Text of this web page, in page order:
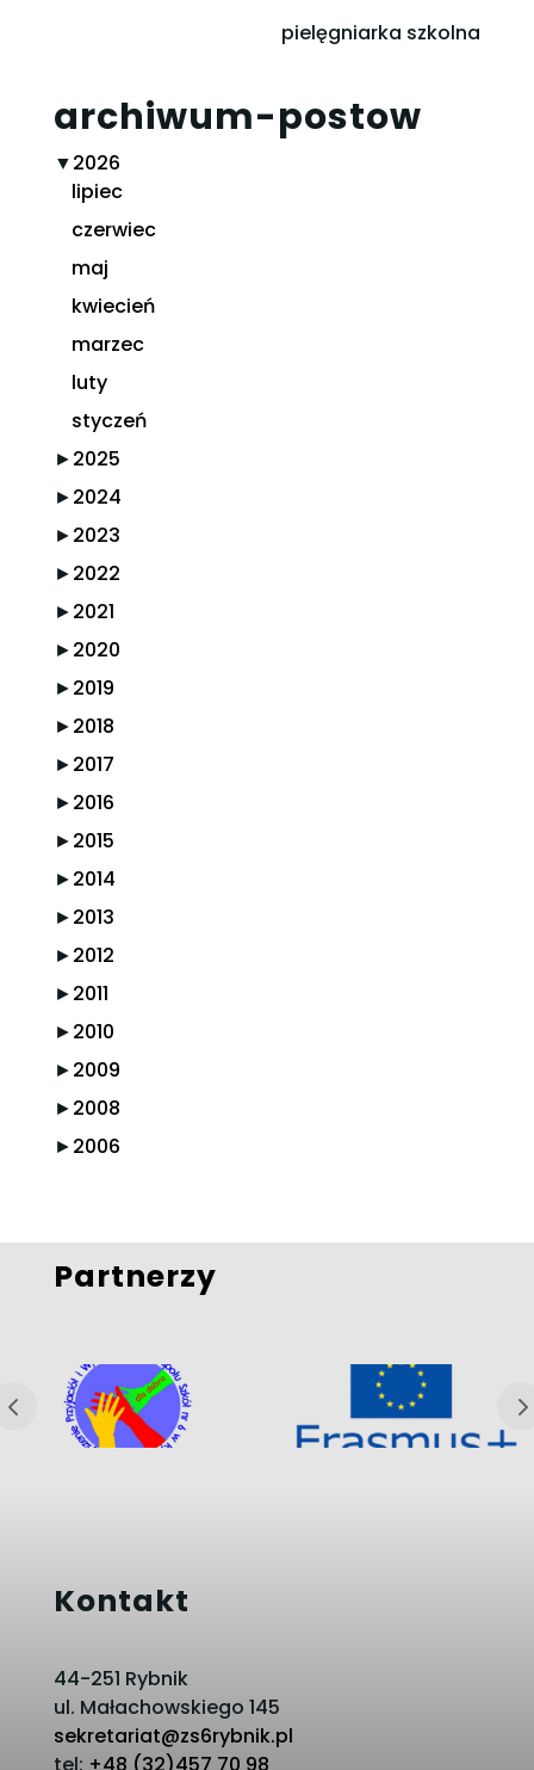
pielęgniarka szkolna
archiwum-postow
▼2026
lipiec
czerwiec
maj
kwiecień
marzec
luty
styczeń
►2025
►2024
►2023
►2022
►2021
►2020
►2019
►2018
►2017
►2016
►2015
►2014
►2013
►2012
►2011
►2010
►2009
►2008
►2006
Partnerzy
Kontakt
44-251 Rybnik
ul. Małachowskiego 145
sekretariat@zs6rybnik.pl
tel: +48 (32)457 70 98